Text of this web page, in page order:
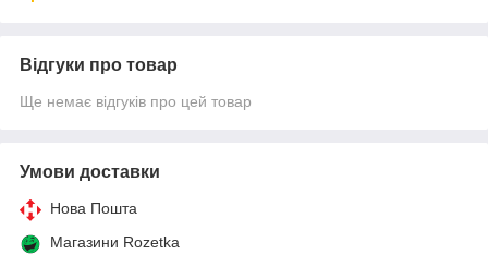
Відгуки про товар
Ще немає відгуків про цей товар
Умови доставки
Нова Пошта
Магазини Rozetka